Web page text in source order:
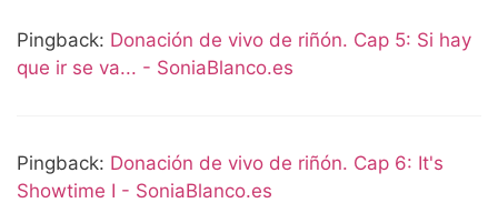
Pingback: Donación de vivo de riñón. Cap 5: Si hay
que ir se va... - SoniaBlanco.es
Pingback: Donación de vivo de riñón. Cap 6: It's
Showtime I - SoniaBlanco.es